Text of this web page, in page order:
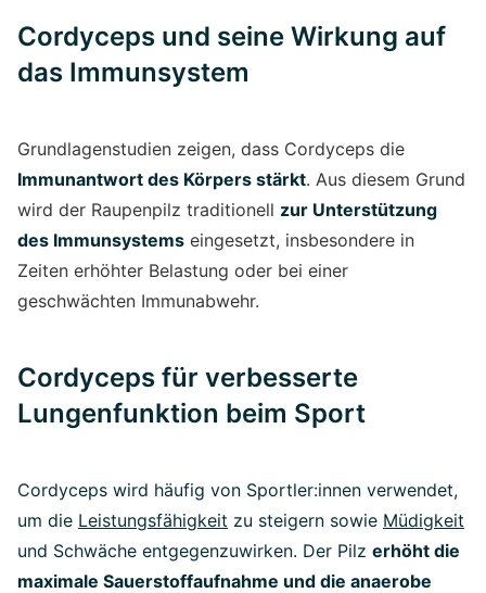
Cordyceps und seine Wirkung auf
das Immunsystem
Grundlagenstudien zeigen, dass Cordyceps die
Immunantwort des Körpers stärkt. Aus diesem Grund
wird der Raupenpilz traditionell zur Unterstützung
des Immunsystems eingesetzt, insbesondere in
Zeiten erhöhter Belastung oder bei einer
geschwächten Immunabwehr.
Cordyceps für verbesserte
Lungenfunktion beim Sport
Cordyceps wird häufig von Sportler:innen verwendet,
um die Leistungsfähigkeit zu steigern sowie Müdigkeit
und Schwäche entgegenzuwirken. Der Pilz erhöht die
maximale Sauerstoffaufnahme und die anaerobe